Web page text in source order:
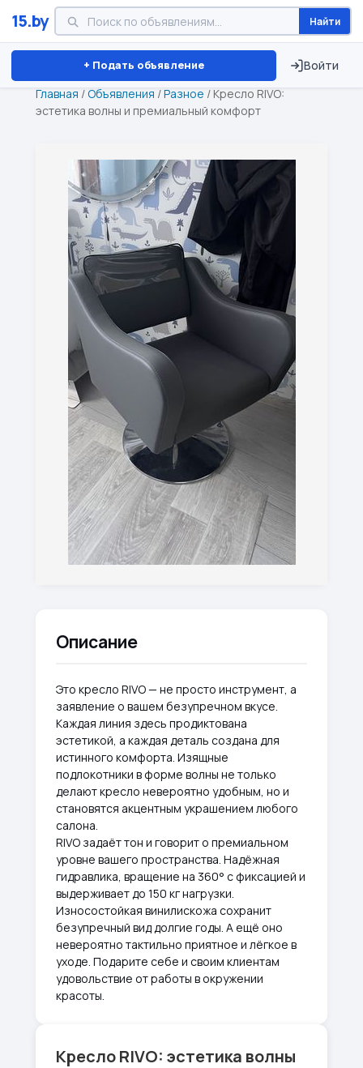
15.by Найти
+ Подать объявление Войти
Минск Витебск Брест ⏱ ТОЛЬКО 15 ДНЕЙ
Главная /Объявления /Разное / Кресло RIVO:
эстетика волны и премиальный комфорт
Описание
Это кресло RIVO — не просто инструмент, а
заявление о вашем безупречном вкусе.
Каждая линия здесь продиктована
эстетикой, а каждая деталь создана для
истинного комфорта. Изящные
подлокотники в форме волны не только
делают кресло невероятно удобным, но и
становятся акцентным украшением любого
салона.
RIVO задаёт тон и говорит о премиальном
уровне вашего пространства. Надёжная
гидравлика, вращение на 360° с фиксацией и
выдерживает до 150 кг нагрузки.
Износостойкая винилискожа сохранит
безупречный вид долгие годы. А ещё оно
невероятно тактильно приятное и лёгкое в
уходе. Подарите себе и своим клиентам
удовольствие от работы в окружении
красоты.
Кресло RIVO: эстетика волны